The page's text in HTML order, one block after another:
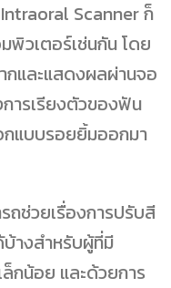
Scanner ก็
วเตอร์เช่นกัน โดย
กและแสดงผลผ่านจอ
ารเรียงตัวของฟัน
กแบบรอยยิ้มออกมา
ถช่วยเรื่องการปรับสี
างสำหรับผู้ที่มี
กน้อย และด้วยการ